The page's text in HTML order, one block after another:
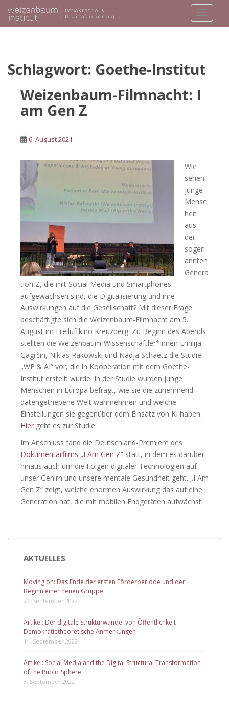
i
Schlagwort: Goethe-Institut
Weizenbaum-Filmnacht: I
am Gen Z
6. August 2021
Wie
sehen
junge
Mensc
hen
aus
der
sogen
annten
Genera
tion Z, die mit Social Media und Smartphones
aufgewachsen sind, die Digitalisierung und ihre
Auswirkungen auf die Gesellschaft? Mit dieser Frage
beschäftigte sich die Weizenbaum-Filmnacht am 5.
August im Freiluftkino Kreuzberg. Zu Beginn des Abends
stellten die Weizenbaum-Wissenschaftler*innen Emilija
Gagrčin, Niklas Rakowski und Nadja Schaetz die Studie
„WE & AI“ vor, die in Kooperation mit dem Goethe-
Institut erstellt wurde. In der Studie wurden junge
Menschen in Europa befragt, wie sie die zunehmend
datengetriebene Welt wahrnehmen und welche
Einstellungen sie gegenüber dem Einsatz von KI haben.
Hier geht es zur Studie.
Im Anschluss fand die Deutschland-Premiere des
Dokumentarfilms „I Am Gen Z“ statt, in dem es darüber
hinaus auch um die Folgen digitaler Technologien auf
unser Gehirn und unsere mentale Gesundheit geht. „I Am
Gen Z“ zeigt, welche enormen Auswirkung das auf eine
Generation hat, die mit mobilen Endgeräten aufwächst.
AKTUELLES
Moving on: Das Ende der ersten Förderperiode und der
Beginn einer neuen Gruppe
20. September 2022
Artikel: Der digitale Strukturwandel von Öffentlichkeit –
Demokratietheoretische Anmerkungen
14. September 2022
Artikel: Social Media and the Digital Structural Transformation
of the Public Sphere
8. September 2022